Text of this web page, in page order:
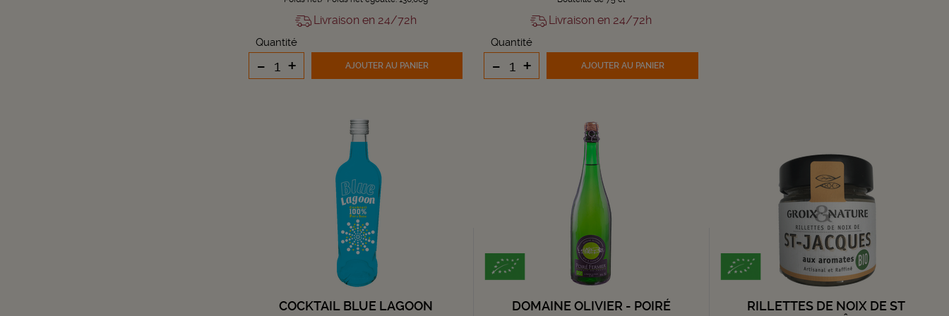
Livraison en 24/72h
Quantité
- + AJOUTERAU PANIER
Livraison en 24/72h
Quantité
- + AJOUTER AU PANIER
COCKTAIL BLUE LAGOON
DOMAINE OLIVIER - POIRÉ
RILLETTES DE NOIX DE ST